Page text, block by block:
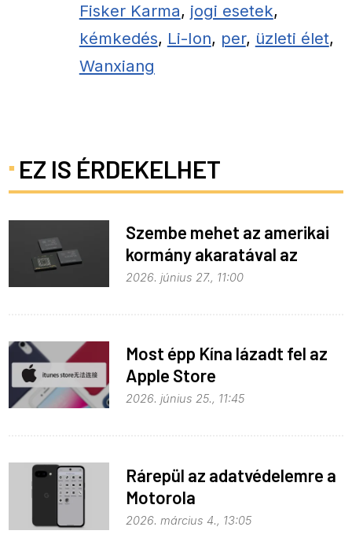
Fisker Karma, jogi esetek,
kémkedés, Li-Ion, per, üzleti élet,
Wanxiang
EZ IS ÉRDEKELHET
Szembe mehet az amerikai
kormány akaratával az
Apple
2026. június 27., 11:00
Most épp Kína lázadt fel az
Apple Store
monopolhelyzete ellen
2026. június 25., 11:45
Rárepül az adatvédelemre a
Motorola
2026. március 4., 13:05